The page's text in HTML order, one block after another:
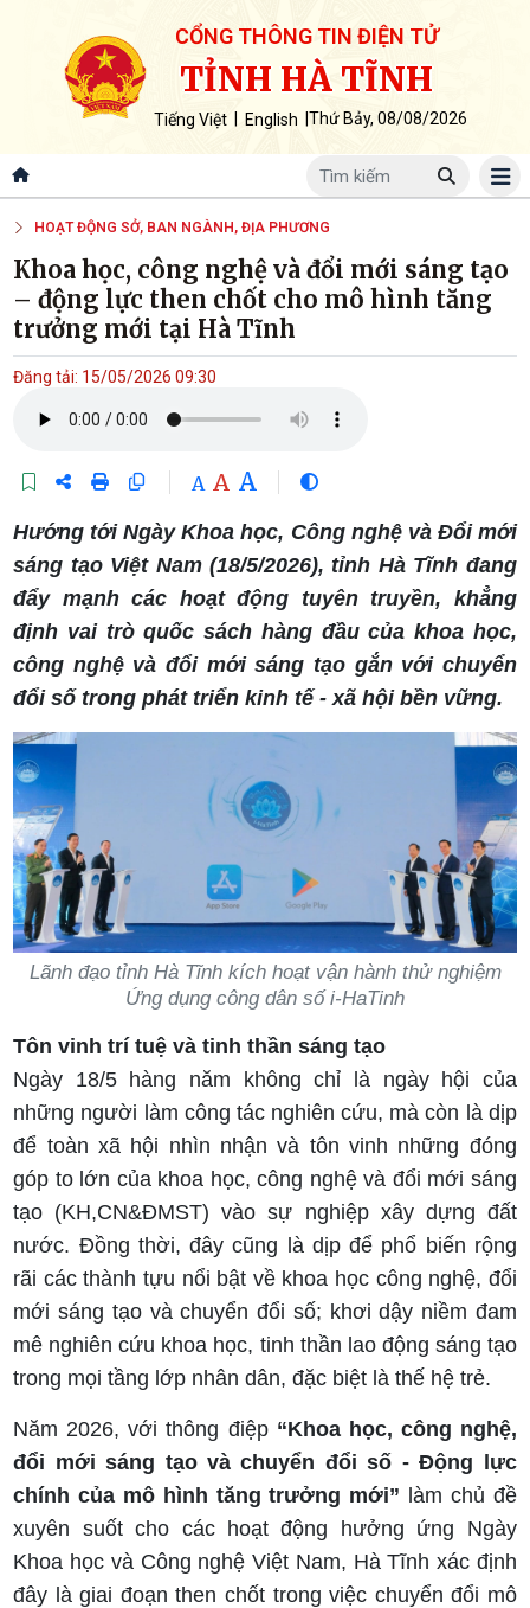
CỔNG THÔNG TIN ĐIỆN TỬ
TỈNH HÀ TĨNH
Tiếng Việt English Thứ Bảy, 08/08/2026
HOẠT ĐỘNG SỞ, BAN NGÀNH, ĐỊA PHƯƠNG
Khoa học, công nghệ và đổi mới sáng tạo
– động lực then chốt cho mô hình tăng
trưởng mới tại Hà Tĩnh
Đăng tải: 15/05/2026 09:30
A A A
Hướng tới Ngày Khoa học, Công nghệ và Đổi mới
sáng tạo Việt Nam (18/5/2026), tỉnh Hà Tĩnh đang
đẩy mạnh các hoạt động tuyên truyền, khẳng
định vai trò quốc sách hàng đầu của khoa học,
công nghệ và đổi mới sáng tạo gắn với chuyển
đổi số trong phát triển kinh tế - xã hội bền vững.
Lãnh đạo tỉnh Hà Tĩnh kích hoạt vận hành thử nghiệm
Ứng dụng công dân số i-HaTinh
Tôn vinh trí tuệ và tinh thần sáng tạo
Ngày 18/5 hàng năm không chỉ là ngày hội của
những người làm công tác nghiên cứu, mà còn là dịp
để toàn xã hội nhìn nhận và tôn vinh những đóng
góp to lớn của khoa học, công nghệ và đổi mới sáng
tạo (KH,CN&ĐMST) vào sự nghiệp xây dựng đất
nước. Đồng thời, đây cũng là dịp để phổ biến rộng
rãi các thành tựu nổi bật về khoa học công nghệ, đổi
mới sáng tạo và chuyển đổi số; khơi dậy niềm đam
mê nghiên cứu khoa học, tinh thần lao động sáng tạo
trong mọi tầng lớp nhân dân, đặc biệt là thế hệ trẻ.
Năm 2026, với thông điệp “Khoa học, công nghệ,
đổi mới sáng tạo và chuyển đổi số - Động lực
chính của mô hình tăng trưởng mới” làm chủ đề
xuyên suốt cho các hoạt động hưởng ứng Ngày
Khoa học và Công nghệ Việt Nam, Hà Tĩnh xác định
đây là giai đoạn then chốt trong việc chuyển đổi mô